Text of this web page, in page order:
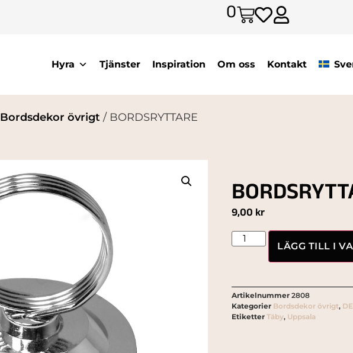
0
Hyra Tjänster Inspiration Om oss Kontakt
Bordsdekor övrigt / BORDSRYTTARE
9,00 kr
LÄGG TILL I
Artikelnummer2808
Kategorier Bordsdekor övrigt,
Etiketter Täby, Uppsala